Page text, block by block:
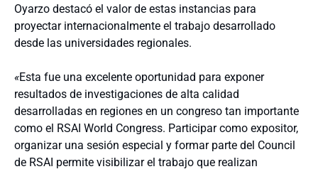
Oyarzo destacó el valor de estas instancias para
proyectar internacionalmente el trabajo desarrollado
desde las universidades regionales.
«Esta fue una excelente oportunidad para exponer
resultados de investigaciones de alta calidad
desarrolladas en regiones en un congreso tan importante
como el RSAI World Congress. Participar como expositor,
organizar una sesión especial y formar parte del Council
de RSAI permite visibilizar el trabajo que realizan